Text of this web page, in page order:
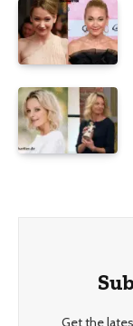
Get the